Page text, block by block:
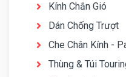
Kính Chắn Gió
Dán Chống Trượt
Che Chân Kính -
Thùng & Túi